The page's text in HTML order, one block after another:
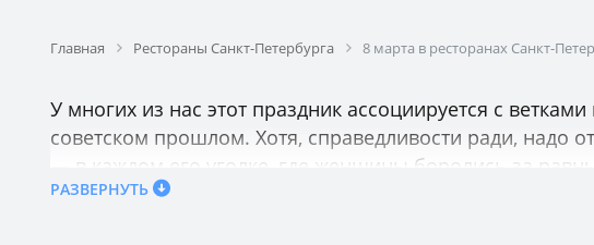
Главная Рестораны Санкт-Петербурга 8 марта в ресторанах Санкт-
У многих из нас этот праздник ассоциируется с
советском прошлом. Хотя, справедливости ради, надо
— в каждом его уголке, где женщины боролись за
половине человечества, но и девушки тоже
РАЗВЕРНУТЬ